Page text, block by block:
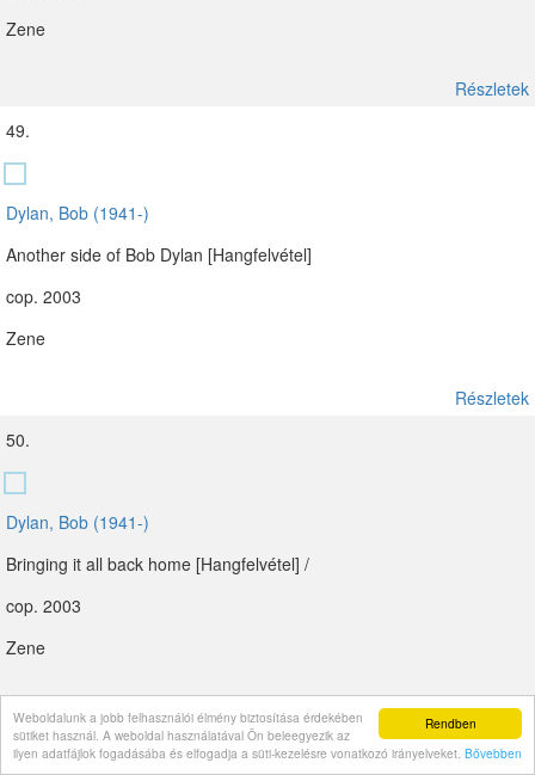
Rendben
Weboldalunk a jobb felhasználói élmény biztosítása érdekében
sütiket használ. A weboldal használatával Ön beleegyezik az
ilyen adatfájlok fogadásába és elfogadja a süti-kezelésre vonatkozó irányelveket. Bővebben
Zene
Részletek
49.
Dylan, Bob (1941-)
Another side of Bob Dylan [Hangfelvétel]
cop. 2003
Zene
Részletek
50.
Dylan, Bob (1941-)
Bringing it all back home [Hangfelvétel] /
cop. 2003
Zene
Részletek
51.